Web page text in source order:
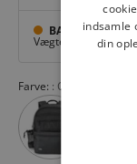
BAGGI Nyborg
Vægtergade 1,
Farve: COSMOS 98
indsamle
din